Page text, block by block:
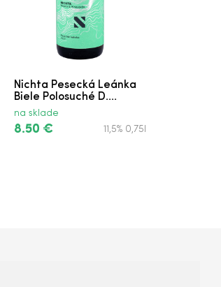
Nichta Pesecká Leánka
Biele Polosuché D....
na sklade
8.50 € 11,5% 0,75l